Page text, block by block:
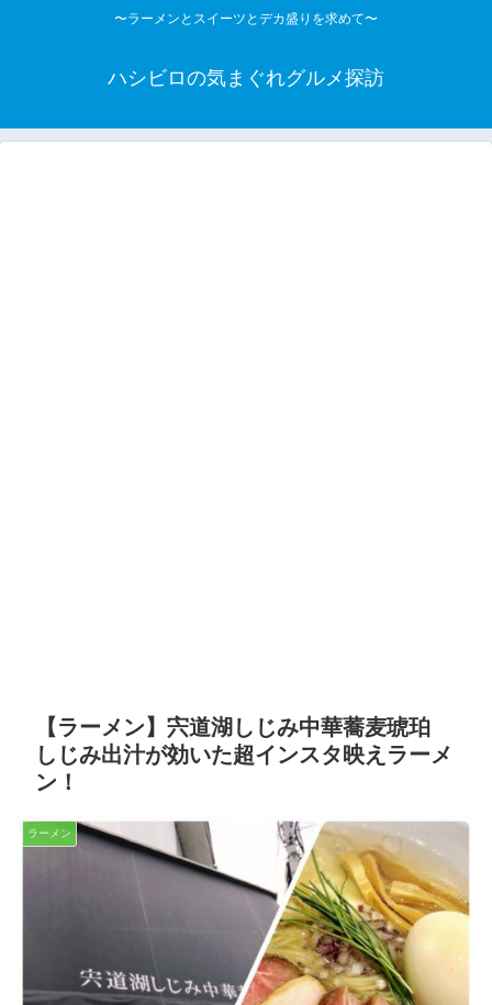
〜ラーメンとスイーツとデカ盛りを求めて〜
ハシビロの気まぐれグルメ探訪
【ラーメン】宍道湖しじみ中華蕎麦琥珀
しじみ出汁が効いた超インスタ映えラーメ
ン！
ラーメン